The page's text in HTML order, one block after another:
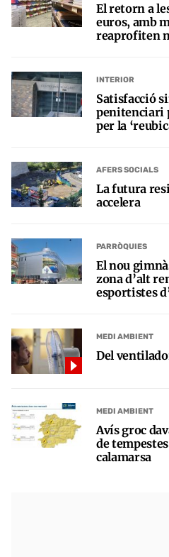
El retorn a
euros, amb
reaprofiten
INTERIOR
Satisfacció
penitenciari
per la
AFERS SOCIALS
La futura
accelera
PARRÒQUIES
El nou
zona d’alt
esportistes
MEDI AMBIENT
Del
MEDI AMBIENT
Avís groc
de
calamarsa